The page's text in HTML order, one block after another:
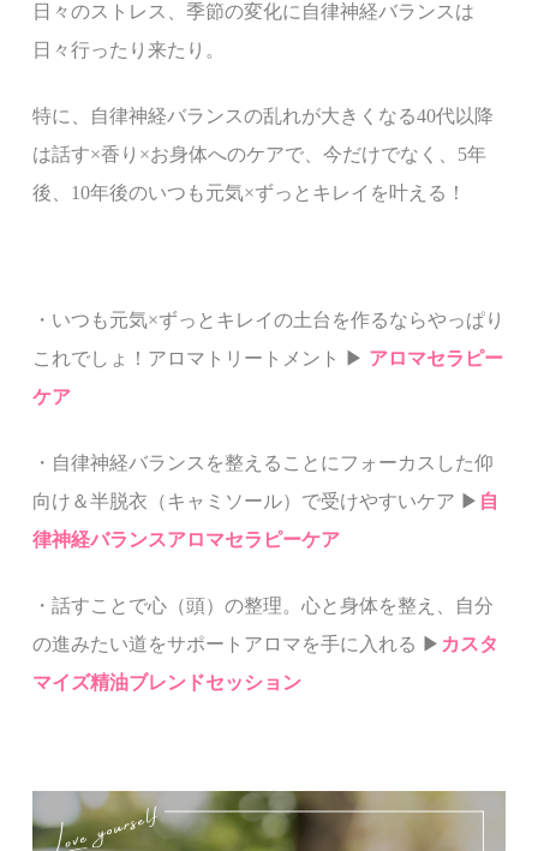
日々のストレス、季節の変化に自律神経バランスは
日々行ったり来たり。
特に、自律神経バランスの乱れが大きくなる40代以降
は話す×香り×お身体へのケアで、今だけでなく、5年
後、10年後のいつも元気×ずっとキレイを叶える！
・ いつも元気×ずっとキレイの土台を作るならやっぱり
これでしょ！アロマトリートメント ▶︎ アロマセラピー
ケア
・自律神経バランスを整えることにフォーカスした仰
向け＆半脱衣（キャミソール）で受けやすいケア ▶︎ 自
律神経バランスアロマセラピーケア
・話すことで心（頭）の整理。心と身体を整え、自分
の進みたい道をサポートアロマを手に入れる ▶︎ カスタ
マイズ精油ブレンドセッション